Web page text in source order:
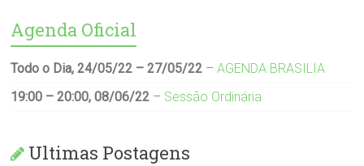
Agenda Oficial
Todo o Dia,24/05/22 – 27/05/22 –AGENDA BRASILIA
19:00 – 20:00,08/06/22 – Sessão Ordinária
Ultimas Postagens